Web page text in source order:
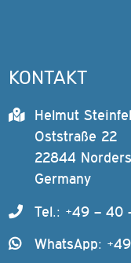
KONTAKT
Helmut
Oststraße 22
22844
Germany
Tel.: +49 – 40
WhatsApp: